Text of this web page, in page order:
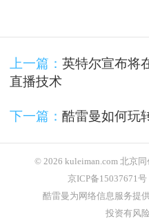
上一篇： 英特尔宣布将
直播技术
下一篇： 酷雷曼如何玩
© 2026 kuleiman.com 北京
京ICP备15037671
酷雷曼为网络信息服务提
投资有风